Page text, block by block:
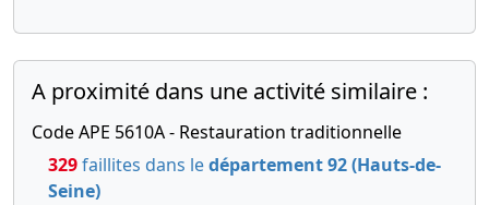
A proximité dans une activité similaire :
Code APE 5610A - Restauration traditionnelle
329faillites dans ledépartement 92 (Hauts-de-
Seine)